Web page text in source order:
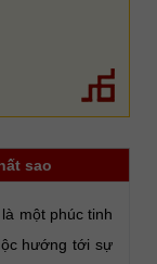
sao
một phúc tinh
hướng tới sự